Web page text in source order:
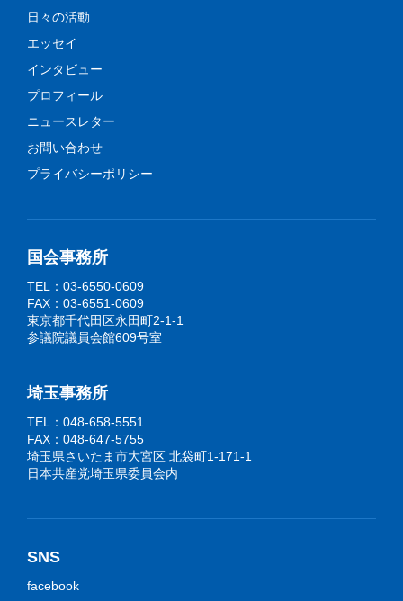
日々の活動
エッセイ
インタビュー
プロフィール
ニュースレター
お問い合わせ
プライバシーポリシー
国会事務所
TEL：03-6550-0609
FAX：03-6551-0609
東京都千代田区永田町2-1-1
参議院議員会館609号室
埼玉事務所
TEL：048-658-5551
FAX：048-647-5755
埼玉県さいたま市大宮区 北袋町1-171-1
日本共産党埼玉県委員会内
SNS
facebook